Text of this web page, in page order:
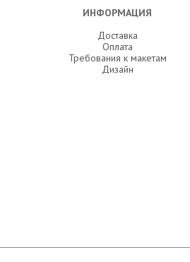
ИНФОРМАЦИЯ
Доставка
Оплата
Требования к макетам
Дизайн